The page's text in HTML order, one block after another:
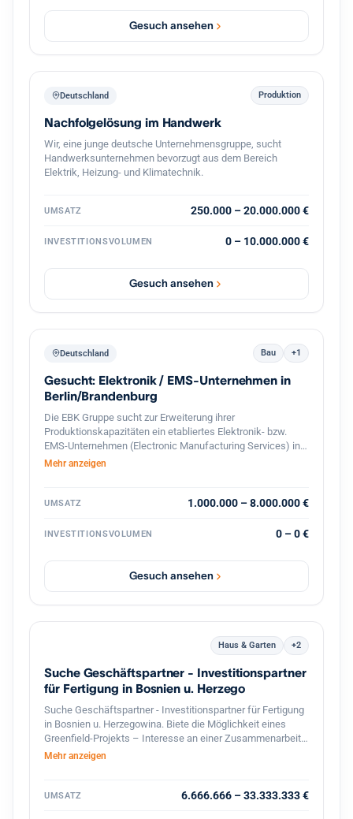
vollständige Übernahme oder eine Mehrheit inklusive
Übernahme der Geschäftsführung. Eine strukturierte
Übergabe im Tempo des bisherigen Inhabers ist
mit einem festen privaten Investorenkreis, der bei
zusätzlichem Bedarf Eigenkapital von bis zu 3 Millionen
Euro bereitstellt. Damit lässt sich eine Übernahme zügig
und verlässlich umsetzen. Eine
Vertraulichkeitsvereinbarung unterzeichne ich
selbstverständlich gern. Ich freue mich auf einen
vertraulichen Austausch.
Gesuch ansehen
Deutschland Produktion
Nachfolgelösung im Handwerk
Wir, eine junge deutsche Unternehmensgruppe, sucht
Handwerksunternehmen bevorzugt aus dem Bereich
Elektrik, Heizung- und Klimatechnik.
UMSATZ 250.000 – 20.000.000 €
INVESTITIONSVOLUMEN 0 – 10.000.000 €
Gesuch ansehen
Deutschland Bau +1
Gesucht: Elektronik / EMS-Unternehmen in
Berlin/Brandenburg
Die EBK Gruppe sucht zur Erweiterung ihrer
Produktionskapazitäten ein etabliertes Elektronik- bzw.
EMS-Unternehmen (Electronic Manufacturing Services) in
Berlin und dem direkten Berliner Umland (Speckgürtel).
Leiterplatten (SMD/THT) sowie elektromechanischer
Team, bestehendem Kundenstamm und Potenzial für die
Mehr anzeigen
UMSATZ 1.000.000 – 8.000.000 €
INVESTITIONSVOLUMEN 0 – 0 €
Gesuch ansehen
Haus & Garten +2
Suche Geschäftspartner - Investitionspartner
für Fertigung in Bosnien u. Herzego
Suche Geschäftspartner - Investitionspartner für Fertigung
in Bosnien u. Herzegowina. Biete die Möglichkeit eines
Greenfield-Projekts – Interesse an einer Zusammenarbeit?
Lassen Sie uns über Zahlen, Möglichkeiten und die
Sie nicht, mich zu kontaktieren. Bitte teilen. Danke!
Mehr anzeigen
UMSATZ 6.666.666 – 33.333.333 €